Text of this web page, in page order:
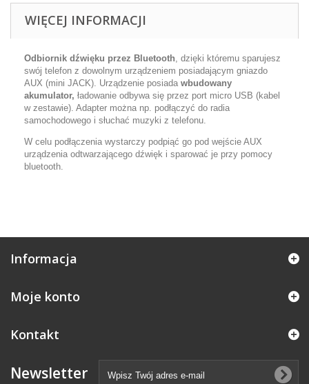
WIĘCEJ INFORMACJI
Odbiornik dźwięku przez Bluetooth, dzięki któremu sparujesz
swój telefon z dowolnym urządzeniem posiadającym gniazdo
AUX (mini JACK). Urządzenie posiada wbudowany
akumulator, ładowanie odbywa się przez port micro USB (kabel
w zestawie). Adapter można np. podłączyć do radia
samochodowego i słuchać muzyki z telefonu.
W celu podłączenia wystarczy podpiąć go pod wejście AUX
urządzenia odtwarzającego dźwięk i sparować je przy pomocy
bluetooth.
Informacja
Moje konto
Kontakt
Newsletter